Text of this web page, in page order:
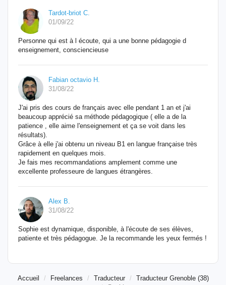
Tardot-briot C.
01/09/22
Personne qui est à l écoute, qui a une bonne pédagogie d
enseignement, consciencieuse
Fabian octavio H.
31/08/22
J'ai pris des cours de français avec elle pendant 1 an et j'ai
beaucoup apprécié sa méthode pédagogique ( elle a de la
patience , elle aime l'enseignement et ça se voit dans les
résultats).
Grâce à elle j'ai obtenu un niveau B1 en langue française très
rapidement en quelques mois.
Je fais mes recommandations amplement comme une
excellente professeure de langues étrangères.
Alex B.
31/08/22
Sophie est dynamique, disponible, à l'écoute de ses élèves,
patiente et très pédagogue. Je la recommande les yeux fermés !
Accueil Freelances Traducteur
Traducteur Grenoble (38)